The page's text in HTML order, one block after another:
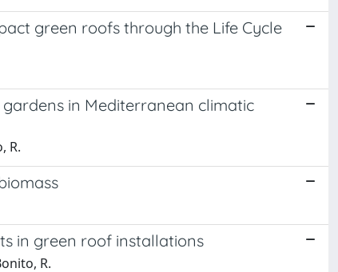
green roofs through the Life Cycle
in Mediterranean climatic
R.
in green roof installations
R.